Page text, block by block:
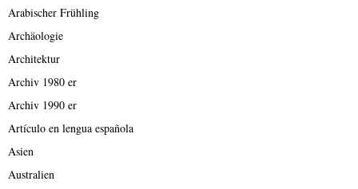
Arabischer Frühling
Archäologie
Architektur
Archiv 1980 er
Archiv 1990 er
Artículo en lengua española
Asien
Australien